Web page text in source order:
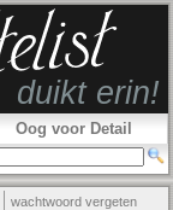
Oog voor Detail
wachtwoord vergeten